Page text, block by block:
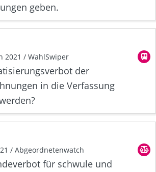
geben.
2021 / WahlSwiper
der
in die Verfassung
/ Abgeordnetenwatch
für schwule und